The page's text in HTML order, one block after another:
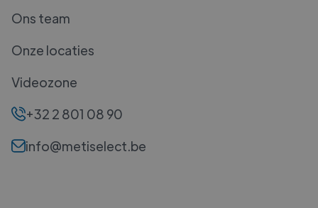
Ons team
Onze locaties
Videozone
+32 2 801 08 90
info@metiselect.be